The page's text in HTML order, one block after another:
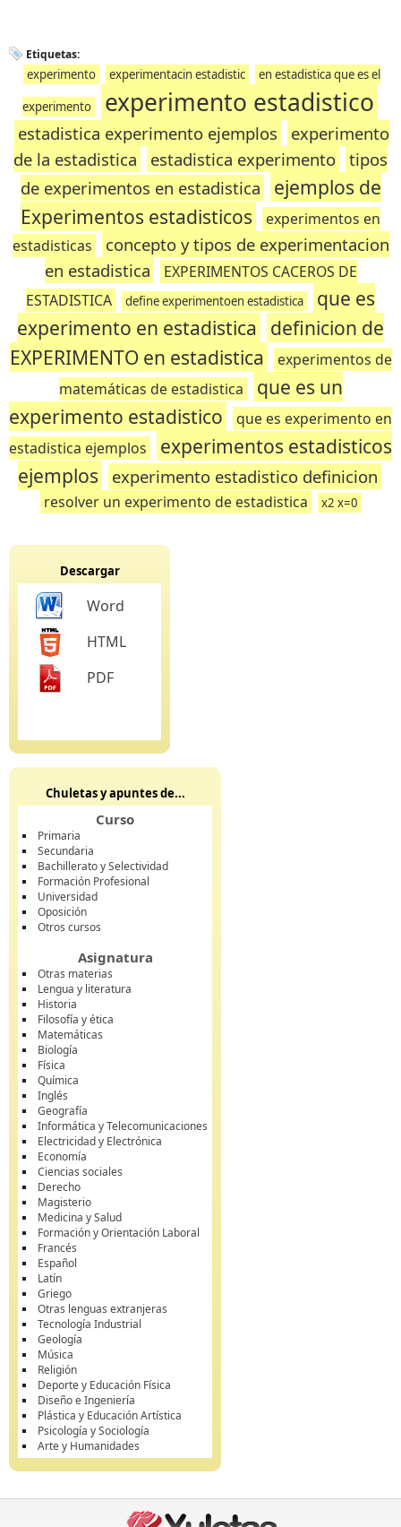
Etiquetas:
experimento experimentacin estadistic
en estadistica que es el
experimento
experimento estadistico
estadistica experimento ejemplos
experimento
de la estadistica
estadistica experimento tipos
de experimentos en estadistica
ejemplos de
Experimentos estadisticos
experimentos en
estadisticas
concepto y tipos de experimentacion
en estadistica
EXPERIMENTOS CACEROS DE
ESTADISTICA
define experimentoen estadistica
que es
experimento en estadistica definicion de
EXPERIMENTO en estadistica
experimentos de
matemáticas de estadistica
que es un
experimento estadistico
que es experimento en
estadistica ejemplos
experimentos estadisticos
ejemplos
experimento estadistico definicion
resolver un experimento de estadistica x2 x=0
Descargar
Word
HTML
PDF
Chuletas y apuntes de...
Curso
Primaria
Secundaria
Bachillerato y Selectividad
Formación Profesional
Universidad
Oposición
Otros cursos
Asignatura
Otras materias
Lengua y literatura
Historia
Filosofía y ética
Matemáticas
Biología
Física
Química
Inglés
Geografía
Informática y Telecomunicaciones
Electricidad y Electrónica
Economía
Ciencias sociales
Derecho
Magisterio
Medicina y Salud
Formación y Orientación Laboral
Francés
Español
Latín
Griego
Otras lenguas extranjeras
Tecnología Industrial
Geología
Música
Religión
Deporte y Educación Física
Diseño e Ingeniería
Plástica y Educación Artística
Psicología y Sociología
Arte y Humanidades